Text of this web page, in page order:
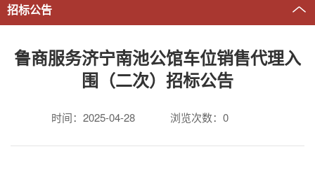
招标公告
鲁商服务济宁南池公馆车位销售代理入
围（二次）招标公告
时间：2025-04-28 浏览次数： 0